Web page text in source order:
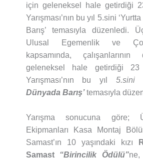
için geleneksel hale getirdiği
Yarışması’nın bu yıl 5.sini
Barış’ temasıyla düzenledi.
Ulusal Egemenlik ve
kapsamında,
geleneksel hale getirdiği
Yarışması’nın bu yıl 5.sini
Dünyada Barış’ temasıyla
Yarışma sonucuna göre;
Ekipmanları Kasa Montaj
Samast’ın 10 yaşındaki kızı
Samast
“Birincilik Ödülü”